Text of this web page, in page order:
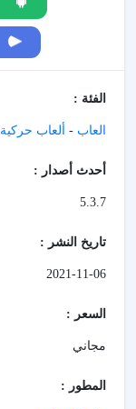
الفئة :
العاب - ألعاب حركية
أحدث أصدار :
5.3.7
تاريخ النشر :
2021-11-06
السعر :
مجاني
المطور :